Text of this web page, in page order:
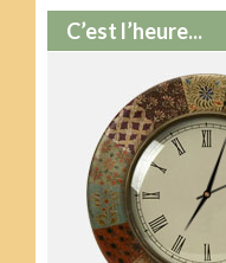
C’est l’heure...